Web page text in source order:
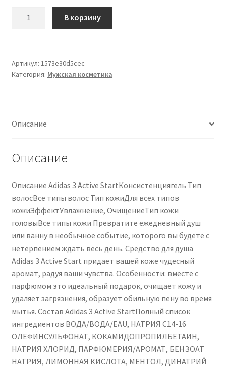
Start
gel
250
В корзину
Артикул: 1573e30d5cec
Категория: Мужская косметика
Описание
Описание
Описание Adidas 3 Active StartКонсистенциягель Тип
волосВсе типы волос Тип кожиДля всех типов
кожиЭффектУвлажнение, ОчищениеТип кожи
головыВсе типы кожи Превратите ежедневный душ
или ванну в необычное событие, которого вы будете с
нетерпением ждать весь день. Средство для душа
Adidas 3 Active Start придает вашей коже чудесный
аромат, радуя ваши чувства. Особенности: вместе с
парфюмом это идеальный подарок, очищает кожу и
удаляет загрязнения, образует обильную пену во время
мытья. Состав Adidas 3 Active StartПолный список
ингредиентов ВОДА/ВОДА/EAU, НАТРИЯ C14-16
ОЛЕФИНСУЛЬФОНАТ, КОКАМИДОПРОПИЛБЕТАИН,
НАТРИЯ ХЛОРИД, ПАРФЮМЕРИЯ/АРОМАТ, БЕНЗОАТ
НАТРИЯ, ЛИМОННАЯ КИСЛОТА, МЕНТОЛ, ДИНАТРИЙ